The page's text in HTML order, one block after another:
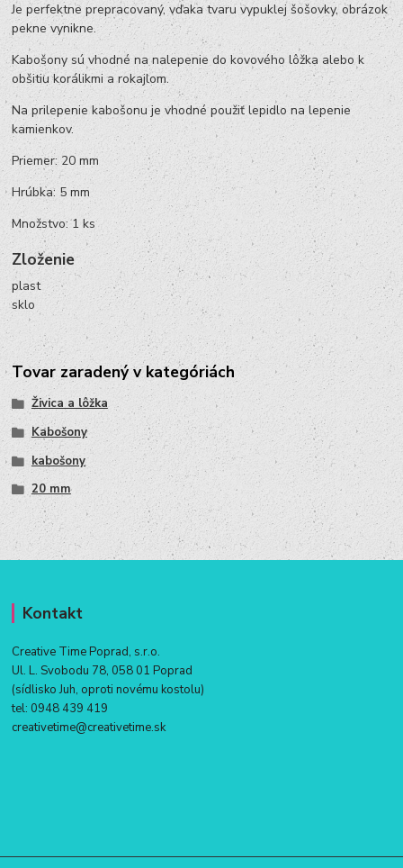
Je perfektne prepracovaný, vďaka tvaru vypuklej šošovky, obrázok
pekne vynikne.
Kabošony sú vhodné na nalepenie do kovového lôžka alebo k
obšitiu korálikmi a rokajlom.
Na prilepenie kabošonu je vhodné použiť lepidlo na lepenie
kamienkov.
Priemer: 20 mm
Hrúbka: 5 mm
Množstvo: 1 ks
Zloženie
plast
sklo
Tovar zaradený v kategóriách
Živica a lôžka
Kabošony
kabošony
20 mm
Kontakt
Creative Time Poprad, s.r.o.
Ul. L. Svobodu 78, 058 01 Poprad
(sídlisko Juh, oproti novému kostolu)
tel: 0948 439 419
creativetime@creativetime.sk